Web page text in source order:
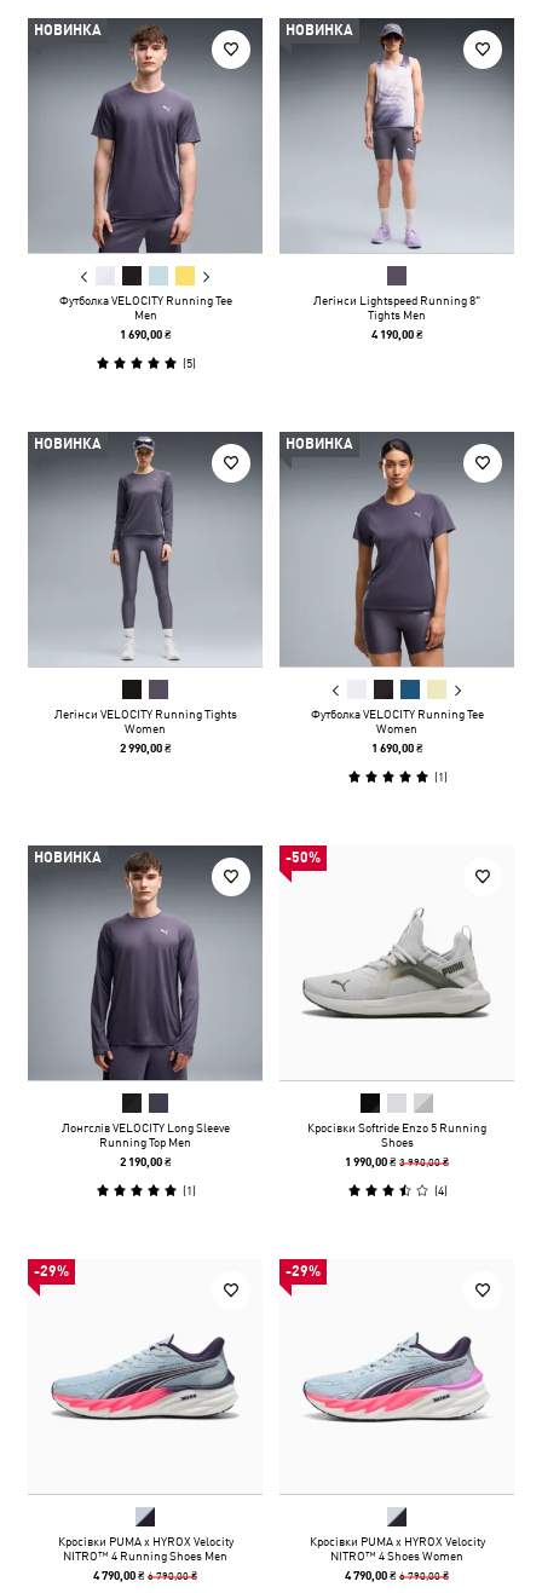
НОВИНКА
Футболка VELOCITY Running Tee
Men
1 690,00 ₴
(5)
НОВИНКА
Легінси Lightspeed Running 8"
Tights Men
4 190,00 ₴
НОВИНКА
Легінси VELOCITY Running Tights
Women
2 990,00 ₴
НОВИНКА
Футболка VELOCITY Running Tee
Women
1 690,00 ₴
(1)
НОВИНКА
Лонгслів VELOCITY Long Sleeve
Running Top Men
2 190,00 ₴
(1)
-50%
Кросівки Softride Enzo 5 Running
Shoes
1 990,00 ₴3 990,00 ₴
(4)
-29%
Кросівки PUMA x HYROX Velocity
NITRO™ 4 Running Shoes Men
4 790,00 ₴6 790,00 ₴
-29%
Кросівки PUMA x HYROX Velocity
NITRO™ 4 Shoes Women
4 790,00 ₴6 790,00 ₴